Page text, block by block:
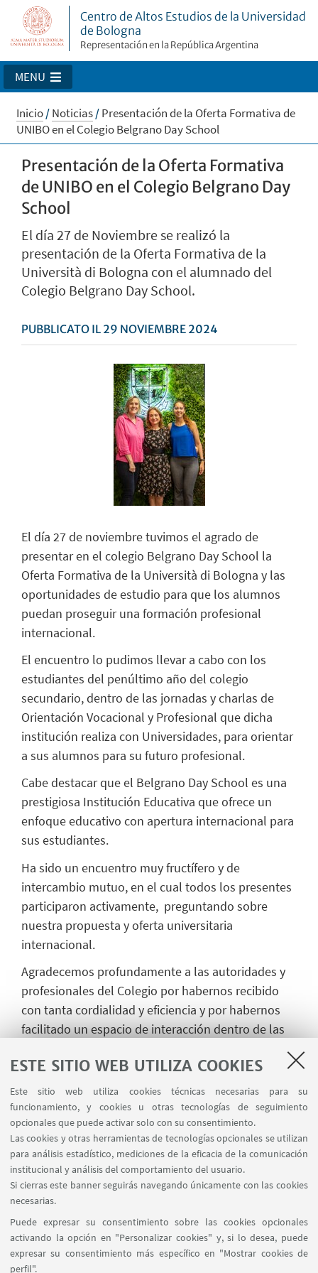
ESTE SITIO WEB UTILIZA COOKIES
Este sitio web utiliza cookies técnicas necesarias para su
funcionamiento, y cookies u otras tecnologías de seguimiento
opcionales que puede activar solo con su consentimiento.
Las cookies y otras herramientas de tecnologías opcionales se utilizan
para análisis estadístico, mediciones de la eficacia de la comunicación
institucional y análisis del comportamiento del usuario.
Si cierras este banner seguirás navegando únicamente con las cookies
necesarias.
Puede expresar su consentimiento sobre las cookies opcionales
activando la opción en "Personalizar cookies" y, si lo desea, puede
expresar su consentimiento más específico en "Mostrar cookies de
perfil".
Centro de Altos Estudios de la Universidad
de Bologna
Representación en la República Argentina
MENU
Inicio/Noticias/Presentación de la Oferta Formativa de
UNIBO en el Colegio Belgrano Day School
Presentación de la Oferta Formativa
de UNIBO en el Colegio Belgrano Day
School
El día 27 de Noviembre se realizó la
presentación de la Oferta Formativa de la
Università di Bologna con el alumnado del
Colegio Belgrano Day School.
PUBBLICATO IL 29 NOVIEMBRE 2024
El día 27 de noviembre tuvimos el agrado de
presentar en el colegio Belgrano Day School la
Oferta Formativa de la Università di Bologna y las
oportunidades de estudio para que los alumnos
puedan proseguir una formación profesional
internacional.
El encuentro lo pudimos llevar a cabo con los
estudiantes del penúltimo año del colegio
secundario, dentro de las jornadas y charlas de
Orientación Vocacional y Profesional que dicha
institución realiza con Universidades, para orientar
a sus alumnos para su futuro profesional.
Cabe destacar que el Belgrano Day School es una
prestigiosa Institución Educativa que ofrece un
enfoque educativo con apertura internacional para
sus estudiantes.
Ha sido un encuentro muy fructífero y de
intercambio mutuo, en el cual todos los presentes
participaron activamente, preguntando sobre
nuestra propuesta y oferta universitaria
internacional.
Agradecemos profundamente a las autoridades y
profesionales del Colegio por habernos recibido
con tanta cordialidad y eficiencia y por habernos
facilitado un espacio de interacción dentro de las
que organizan.
Un especial agradecimiento para Ludmila Flavia
Gonzalez Cerulli y para Andrea Beatriz
Zacharewicz por toda su colaboración y apoyo,
facilitando la realización y seguimiento de estos
encuentros.